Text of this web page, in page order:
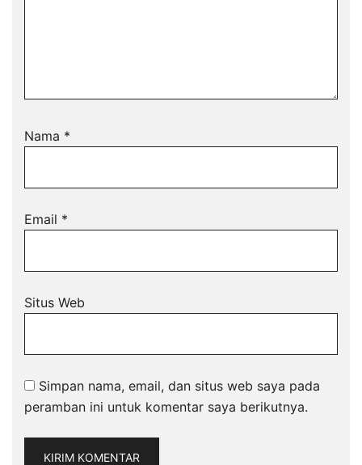
Nama *
Email *
Situs Web
Simpan nama, email, dan situs web saya pada
peramban ini untuk komentar saya berikutnya.